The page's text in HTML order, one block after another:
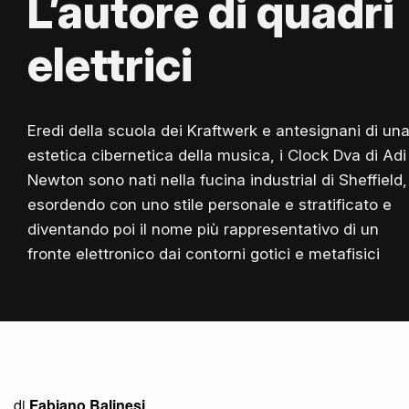
L’autore di quadri
elettrici
Eredi della scuola dei Kraftwerk e antesignani di una
estetica cibernetica della musica, i Clock Dva di Adi
Newton sono nati nella fucina industrial di Sheffield,
esordendo con uno stile personale e stratificato e
diventando poi il nome più rappresentativo di un
fronte elettronico dai contorni gotici e metafisici